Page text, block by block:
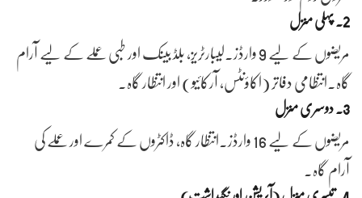
2. پہلی منزل
مریضوں کے لیے 9 وارڈز۔لیبارٹریز، بلڈ بینک اور طبی عملے کے لیے آرام
گاہ۔انتظامی دفاتر (اکاؤنٹس، آرکائیو) اور انتظار گاہ۔
3. دوسری منزل
مریضوں کے لیے 16 وارڈز۔انتظار گاہ، ڈاکٹروں کے کمرے اور عملے کی
آرام گاہ۔